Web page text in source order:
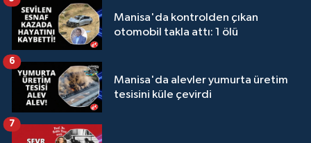
Manisa'da kontrolden çıkan
otomobil takla attı: 1 ölü
Manisa'da alevler yumurta üretim
tesisini küle çevirdi
6
7